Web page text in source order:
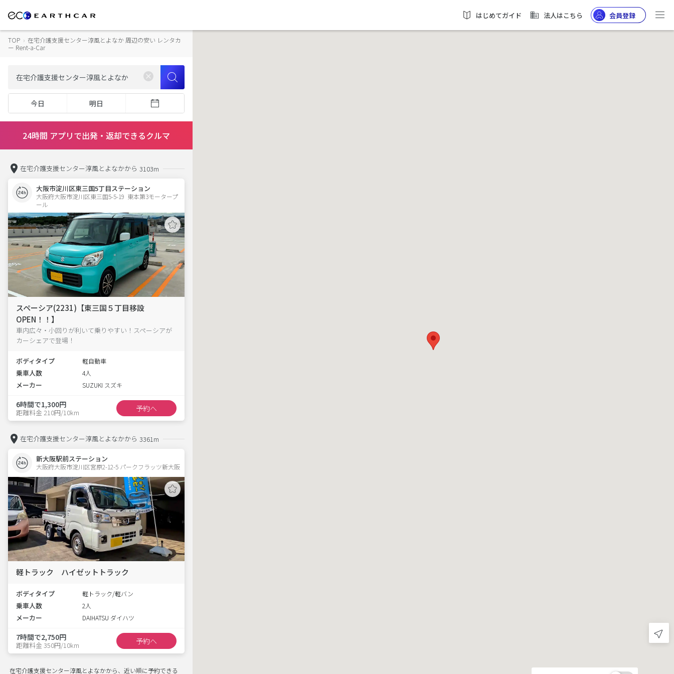
はじめてガイド 法人はこちら 会員登録
TOP › 在宅介護支援センター淳風とよなか 周辺の安い レンタカ
ー Rent-a-Car
今日 明日
24時間 アプリで出発・返却できるクルマ
在宅介護支援センター淳風とよなかから 3103m
大阪市淀川区東三国5丁目ステーション
大阪府大阪市淀川区東三国5-5-19  東本第3モータープ
ール
スペーシア(2231)【東三国５丁目移設
OPEN！！】
車内広々・小回りが利いて乗りやすい！スペーシアが
カーシェアで登場！
ボディタイプ 軽自動車
乗車人数 4人
メーカー SUZUKI スズキ
6時間で1,300円
距離料金 210円/10km 予約へ
在宅介護支援センター淳風とよなかから 3361m
新大阪駅前ステーション
軽トラック ハイゼットトラック
ボディタイプ 軽トラック/軽バン
乗車人数 2人
メーカー DAIHATSU ダイハツ
7時間で2,750円
距離料金 350円/10km 予約へ
在宅介護支援センター淳風とよなかから、近い順に予約できる